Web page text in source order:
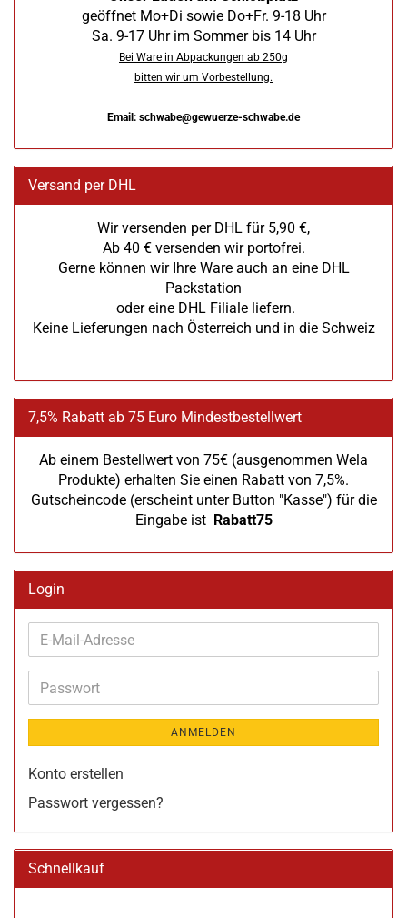
geöffnet Mo+Di sowie Do+Fr. 9-18 Uhr
Sa. 9-17 Uhr im Sommer bis 14 Uhr
Bei Ware in Abpackungen ab 250g
bitten wir um Vorbestellung.
Email: schwabe@gewuerze-schwabe.de
Versand per DHL
Wir versenden per DHL für 5,90 €,
Ab 40 € versenden wir portofrei.
Gerne können wir Ihre Ware auch an eine DHL
Packstation
oder eine DHL Filiale liefern.
Keine Lieferungen nach Österreich und in die Schweiz
7,5% Rabatt ab 75 Euro Mindestbestellwert
Ab einem Bestellwert von 75€ (ausgenommen Wela
Produkte) erhalten Sie einen Rabatt von 7,5%.
Gutscheincode (erscheint unter Button "Kasse") für die
Eingabe ist Rabatt75
Login
E-
Mail-
Adresse
Passwort
ANMELDEN
Konto erstellen
Passwort vergessen?
Schnellkauf